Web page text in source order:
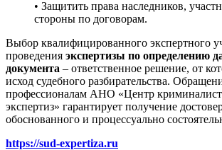
• Защитить права наследников,
стороны по договорам.
Выбор квалифицированного экспертного
проведения экспертизы по определению
документа – ответственное решение, от
исход судебного разбирательства.
профессионалам АНО «Центр
экспертиз» гарантирует получение
обоснованного и процессуально
https://sud-expertiza.ru